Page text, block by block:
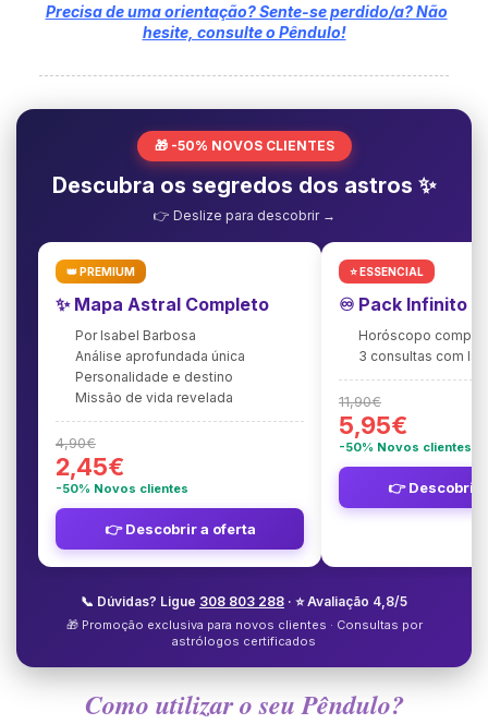
Precisa de uma orientação? Sente-se perdido/a? Não
hesite, consulte o Pêndulo!
🎁 -50% NOVOS CLIENTES
Descubra os segredos dos astros ✨
👉 Deslize para descobrir →
👑 PREMIUM
✨ Mapa Astral Completo
Por Isabel Barbosa
Análise aprofundada única
Personalidade e destino
Missão de vida revelada
4,90€
2,45€
-50% Novos clientes
👉 Descobrir a oferta
⭐ ESSENCIAL
♾️ Pack Infinito
Horóscopo
3 consultas com
11,90€
5,95€
-50% Novos clientes
👉 Descobrir
📞 Dúvidas? Ligue 308 803 288 · ⭐ Avaliação 4,8/5
🎁 Promoção exclusiva para novos clientes · Consultas por
astrólogos certificados
Como utilizar o seu Pêndulo?